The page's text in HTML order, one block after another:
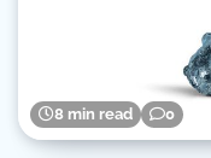
8 min read 0